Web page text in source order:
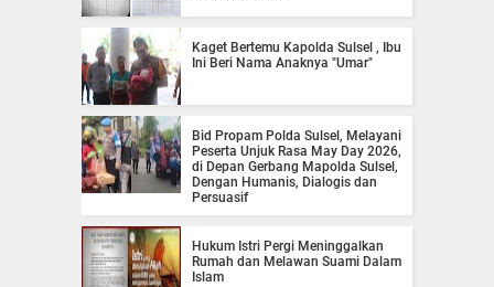
Kaget Bertemu Kapolda Sulsel , Ibu
Ini Beri Nama Anaknya "Umar"
Bid Propam Polda Sulsel, Melayani
Peserta Unjuk Rasa May Day 2026,
di Depan Gerbang Mapolda Sulsel,
Dengan Humanis, Dialogis dan
Persuasif
Hukum Istri Pergi Meninggalkan
Rumah dan Melawan Suami Dalam
Islam